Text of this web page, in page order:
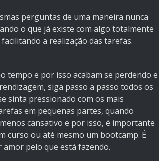
perguntas de uma maneira nunca
o que já existe com algo totalmente
a realização das tarefas.
tempo e por isso acabam se perdendo e
siga passo a passo todos os
sinta pressionado com os mais
em pequenas partes, quando
cansativo e por isso, é importante
curso ou até mesmo um bootcamp. É
pelo que está fazendo.